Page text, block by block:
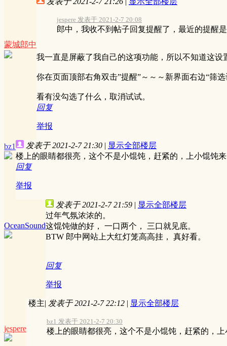
蒙城郎中
jespere 发表于 2021-2-7 20:08
郎中，我收不到帖子回复提醒了，最近的提醒
我一直是屏蔽了我自己的这项功能，所以不知道这设
你在页面顶部右角双击”提醒”～～～新界面右边“筛选
看有没勾选了什么，取消试试。
回复
举报
bz1 发表于 2021-2-7 21:30 | 显示全部楼层
楼上的眼睛都很亮，这个不是小馄饨，赶紧的，上小馄饨来
回复
举报
OceanSound
发表于 2021-2-7 21:59 | 显示全部楼层
过年气氛浓浓的。
这馄饨做的好， 一口两个， 三口就见底。
BTW 郎中网站上大红灯笼高高挂， 真好看。
回复
举报
jespere
楼主| 发表于 2021-2-7 22:12 | 显示全部楼层
bz1 发表于 2021-2-7 20:30
楼上的眼睛都很亮，这个不是小馄饨，赶紧的，上